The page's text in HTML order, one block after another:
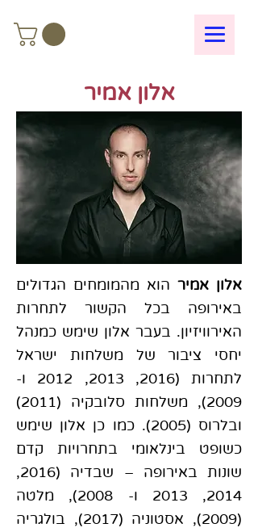
אלון אמיר
אלון אמיר הוא מהמומחים הגדולים
באירופה בכל הקשור לתחרות
האירוויזיון. בעבר אלון שימש כמנהל
יחסי ציבור של משלחות ישראל
לתחרות (2016, 2013, 2012 ו-
2009), משלחות סלובקיה (2011)
ובלרוס (2005). כמו כן אלון שימש
כשופט בינלאומי בתחרויות קדם
שונות באירופה – שבדיה (2016,
2014, 2013 ו- 2008), מלטה
(2009), אסטוניה (2017), בולגריה